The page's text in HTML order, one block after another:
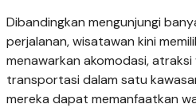
Dibandingkan mengunjungi
perjalanan, wisatawan kini
menawarkan akomodasi,
transportasi dalam satu
mereka dapat memanfaatkan